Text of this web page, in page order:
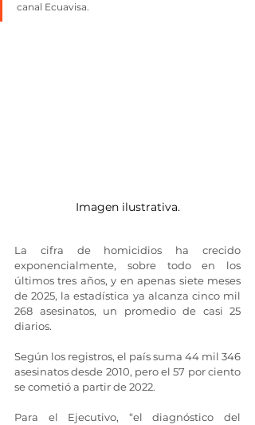
canal Ecuavisa.
Imagen ilustrativa.
La cifra de homicidios ha crecido
exponencialmente, sobre todo en los
últimos tres años, y en apenas siete meses
de 2025, la estadística ya alcanza cinco mil
268 asesinatos, un promedio de casi 25
diarios.
Según los registros, el país suma 44 mil 346
asesinatos desde 2010, pero el 57 por ciento
se cometió a partir de 2022.
Para el Ejecutivo, “el diagnóstico del